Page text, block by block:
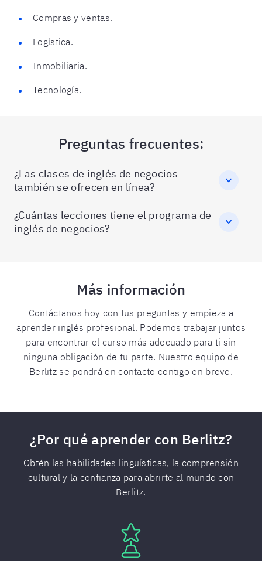
Compras y ventas.
Logística.
Inmobiliaria.
Tecnología.
Preguntas frecuentes:
¿Las clases de inglés de negocios
también se ofrecen en línea?
¿Cuántas lecciones tiene el programa de
inglés de negocios?
Más información
Contáctanos hoy con tus preguntas y empieza a
aprender inglés profesional. Podemos trabajar juntos
para encontrar el curso más adecuado para ti sin
ninguna obligación de tu parte. Nuestro equipo de
Berlitz se pondrá en contacto contigo en breve.
¿Por qué aprender con Berlitz?
Obtén las habilidades lingüísticas, la comprensión
cultural y la confianza para abrirte al mundo con
Berlitz.